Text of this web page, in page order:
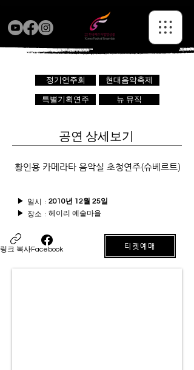
정기연주회 현대음악축제
특별기획연주 뉴 뮤직
공연 상세보기
황인용 카메라타 음악실 초청연주(슈베르트)
2010년 12월 25일
일시 :
▶
▶
장소 : 헤이리 예술마을
링크 복사Facebook 티켓예매